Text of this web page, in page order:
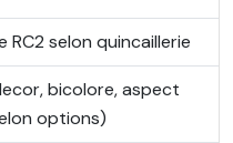
RC2 selon quincaillerie
bicolore, aspect
options)